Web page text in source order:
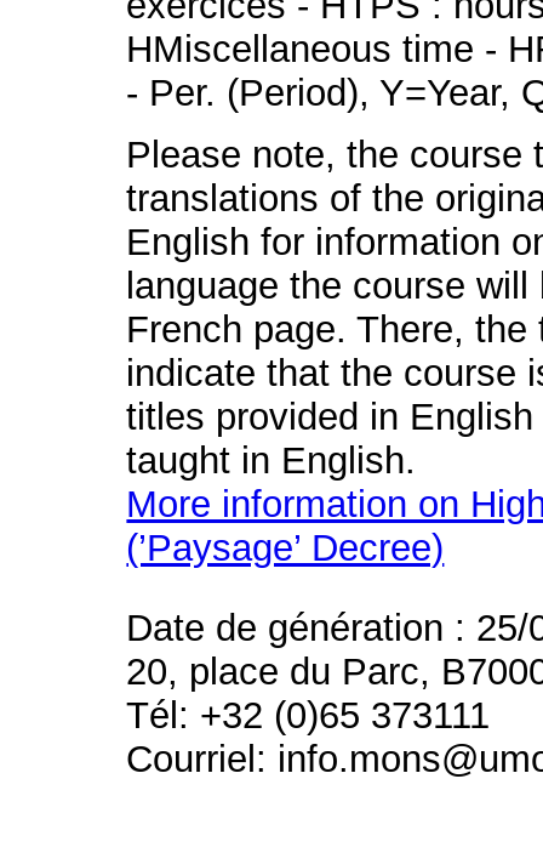
HMiscellaneous time -
- Per. (Period), Y=Year,
Please note, the course
translations of the
English for information
language the course
French page. There,
indicate that the course
titles provided in
taught in English.
More information on
(’Paysage’ Decree)
Date de génération : 25/
20, place du Parc,
Tél: +32 (0)65 373111
Courriel: